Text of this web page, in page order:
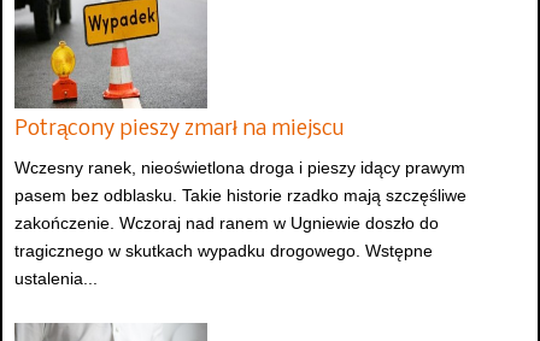
Potrącony pieszy zmarł na miejscu
Wczesny ranek, nieoświetlona droga i pieszy idący prawym
pasem bez odblasku. Takie historie rzadko mają szczęśliwe
zakończenie. Wczoraj nad ranem w Ugniewie doszło do
tragicznego w skutkach wypadku drogowego. Wstępne
ustalenia...